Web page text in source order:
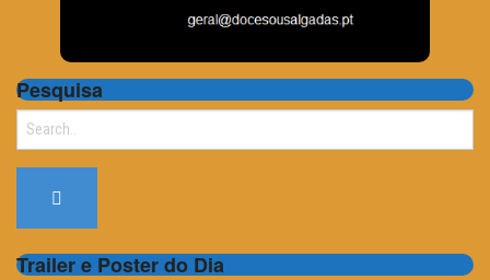
Pesquisa
Search
Trailer e Poster do Dia